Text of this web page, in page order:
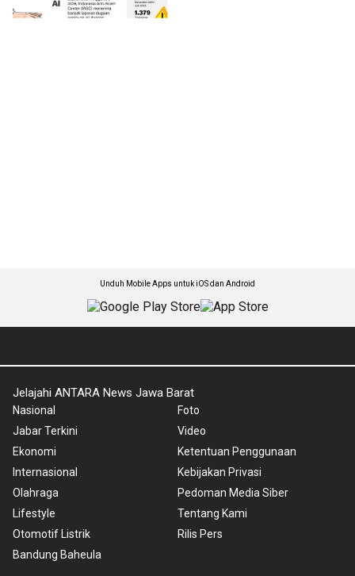
Unduh Mobile Apps untuk iOS dan Android
Jelajahi ANTARA News Jawa Barat
Nasional
Jabar Terkini
Ekonomi
Internasional
Olahraga
Lifestyle
Otomotif Listrik
Bandung Baheula
Foto
Video
Ketentuan Penggunaan
Kebijakan Privasi
Pedoman Media Siber
Tentang Kami
Rilis Pers